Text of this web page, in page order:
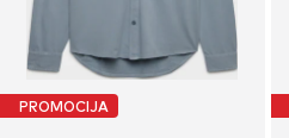
PROMOCIJA